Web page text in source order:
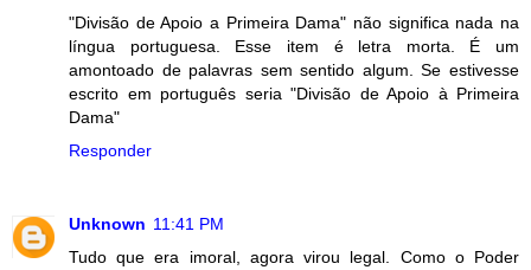
"Divisão de Apoio a Primeira Dama" não significa nada na
língua portuguesa. Esse item é letra morta. É um
amontoado de palavras sem sentido algum. Se estivesse
escrito em português seria "Divisão de Apoio à Primeira
Dama"
Responder
Unknown 11:41 PM
Tudo que era imoral, agora virou legal. Como o Poder